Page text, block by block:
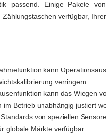
passend. Einige Pakete
verfügbar,
kann
verringern
kann das Wiegen
im Betrieb unabhängig justiert
von speziellen
globale Märkte verfügbar.